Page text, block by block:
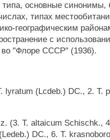
типа, основные
типах
географическим
с
во "Флоре СССР" (1936).
lyratum (Lcdeb.) DC., 2. T.
(3. T. altaicum Schischk.,
DC., 6. T.